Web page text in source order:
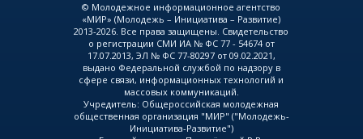
© Молодежное информационное агентство
«МИР» (Молодежь – Инициатива – Развитие)
2013-2026. Все права защищены. Свидетельство
о регистрации СМИ ИА № ФС 77 - 54674 от
17.07.2013, ЭЛ № ФС 77-80297 от 09.02.2021,
выдано Федеральной службой по надзору в
сфере связи, информационных технологий и
массовых коммуникаций.
Учредитель: Общероссийская молодежная
общественная организация "МИР" ("Молодежь-
Инициатива-Развитие")